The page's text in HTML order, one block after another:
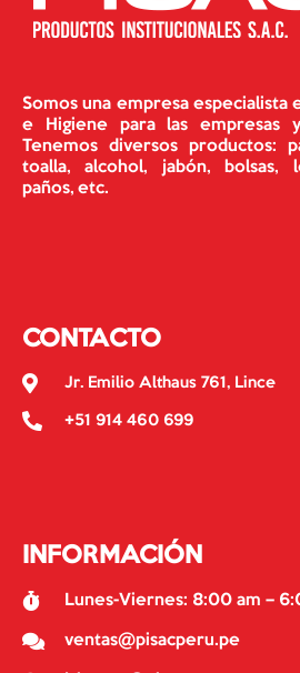
Somos una empresa especialista
e Higiene para las empresas
Tenemos diversos productos:
toalla, alcohol, jabón, bolsas,
paños, etc.
CONTACTO
Jr. Emilio Althaus 761, Lince
+51 914 460 699
INFORMACIÓN
Lunes-Viernes: 8:00 am –
ventas@pisacperu.pe